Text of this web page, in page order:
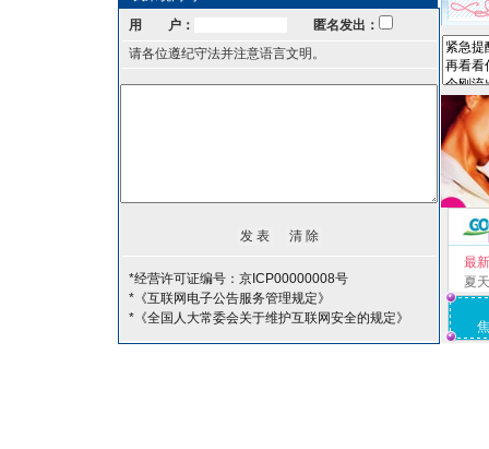
用 户：
匿名发出：
请各位遵纪守法并注意语言文明。
*经营许可证编号：京ICP00000008号
*《互联网电子公告服务管理规定》
*《全国人大常委会关于维护互联网安全的规定》
最
夏